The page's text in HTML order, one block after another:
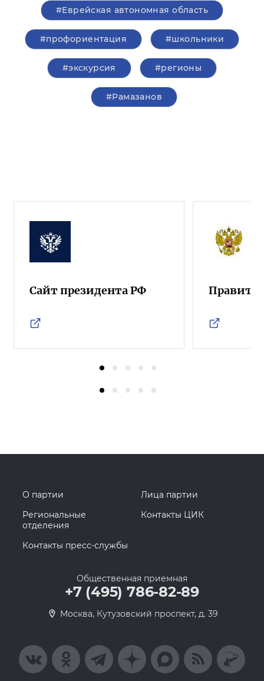
#Еврейская автономная область
#профориентация #школьники
#экскурсия #регионы
#Рамазанов
Сайт президента РФ
О партии
Лица партии
Региональные
отделения
Контакты ЦИК
Контакты пресс-службы
Общественная приемная
+7 (495) 786-82-89
Москва, Кутузовский проспект, д. 39